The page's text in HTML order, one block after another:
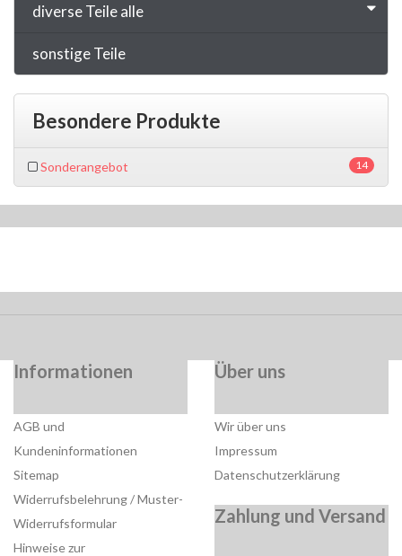
diverse Teile alle
sonstige Teile
Besondere Produkte
14
Sonderangebot
Informationen
AGB und
Kundeninformationen
Sitemap
Widerrufsbelehrung / Muster-
Widerrufsformular
Hinweise zur
Über uns
Wir über uns
Impressum
Datenschutzerklärung
Zahlung und Versand